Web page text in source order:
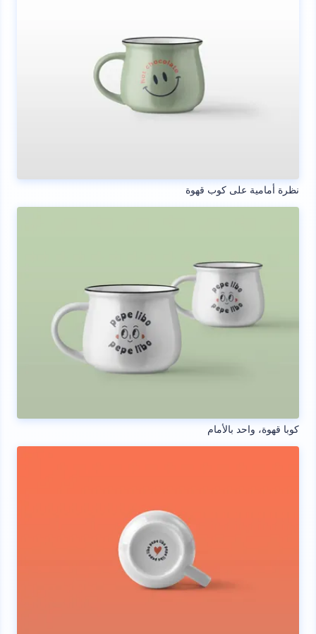
نظرة أمامية على كوب قهوة
كوبا قهوة، واحد بالأمام